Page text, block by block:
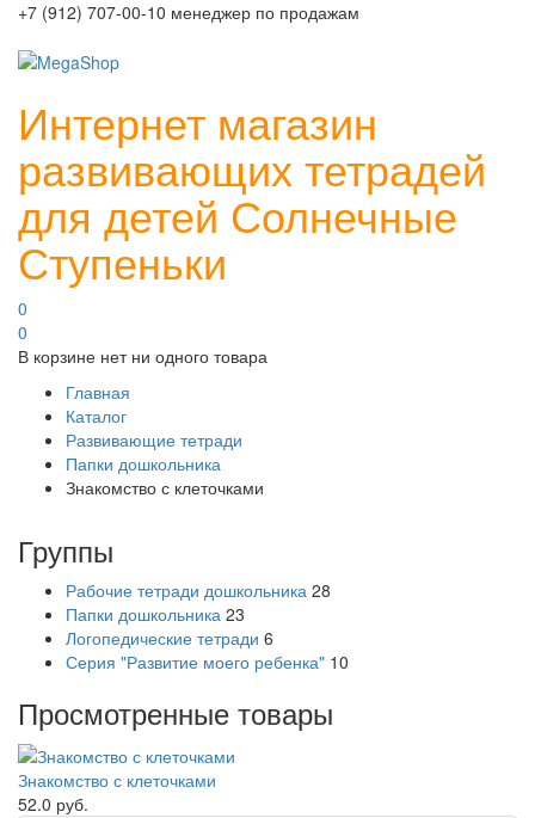
+7 (912) 707-00-10 менеджер по продажам
Интернет магазин
развивающих тетрадей
для детей Солнечные
Ступеньки
0
0
В корзине нет ни одного товара
Главная
Каталог
Развивающие тетради
Папки дошкольника
Знакомство с клеточками
Группы
Рабочие тетради дошкольника 28
Папки дошкольника 23
Логопедические тетради 6
Серия "Развитие моего ребенка" 10
Просмотренные товары
Знакомство с клеточками
52.0 руб.